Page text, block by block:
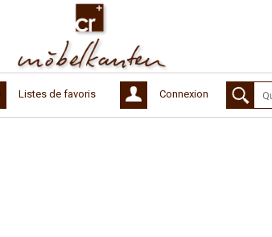
Listes de favoris Connexion